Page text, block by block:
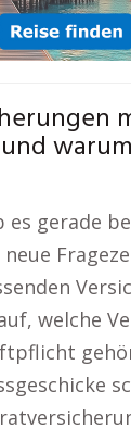
warum
es gerade
welche